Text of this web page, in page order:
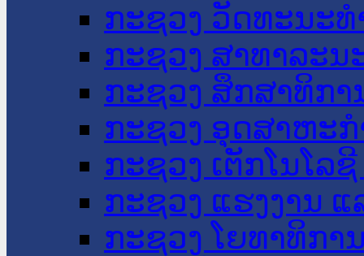
ກະຊວງ ວັດທະນະ
ກະຊວງ ສາທາລະນ
ກະຊວງ ສຶກສາທິກາ
ກະຊວງ ອຸດສາຫະ
ກະຊວງ ເຕັກໂນໂລ
ກະຊວງ ແຮງງານ
ກະຊວງ ໂຍທາທິກາ